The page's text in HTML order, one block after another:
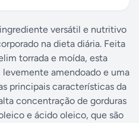
versátil e nutritivo
na dieta diária. Feita
torrada e moída, esta
amendoado e uma
principais características da
concentração de gorduras
e ácido oleico, que são